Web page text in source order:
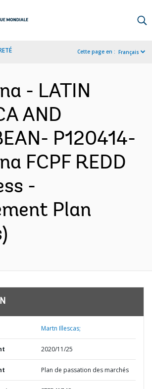
Cette page en : Français
- LATIN
AND
P120414-
FCPF REDD
-
Plan
Martn Illescas;
2020/11/25
Plan de passation des marchés